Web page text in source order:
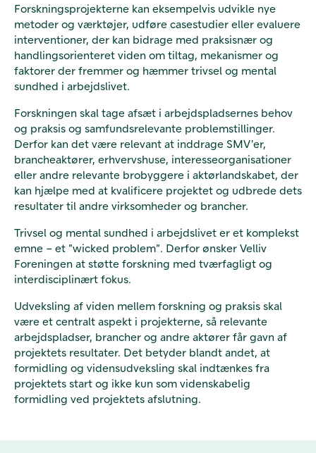
Forskningsprojekterne kan eksempelvis udvikle nye
metoder og værktøjer, udføre casestudier eller evaluere
interventioner, der kan bidrage med praksisnær og
handlingsorienteret viden om tiltag, mekanismer og
faktorer der fremmer og hæmmer trivsel og mental
sundhed i arbejdslivet.
Forskningen skal tage afsæt i arbejdspladsernes behov
og praksis og samfundsrelevante problemstillinger.
Derfor kan det være relevant at inddrage SMV'er,
brancheaktører, erhvervshuse, interesseorganisationer
eller andre relevante brobyggere i aktørlandskabet, der
kan hjælpe med at kvalificere projektet og udbrede dets
resultater til andre virksomheder og brancher.
Trivsel og mental sundhed i arbejdslivet er et komplekst
emne – et ”wicked problem”. Derfor ønsker Velliv
Foreningen at støtte forskning med tværfagligt og
interdisciplinært fokus.
Udveksling af viden mellem forskning og praksis skal
være et centralt aspekt i projekterne, så relevante
arbejdspladser, brancher og andre aktører får gavn af
projektets resultater. Det betyder blandt andet, at
formidling og vidensudveksling skal indtænkes fra
projektets start og ikke kun som videnskabelig
formidling ved projektets afslutning.